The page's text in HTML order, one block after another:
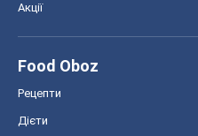
Акції
Food Oboz
Рецепти
Дієти